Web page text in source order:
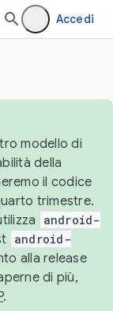
Accedi
modello di
della
il codice
trimestre.
android-
android-
alla release
di più,
.